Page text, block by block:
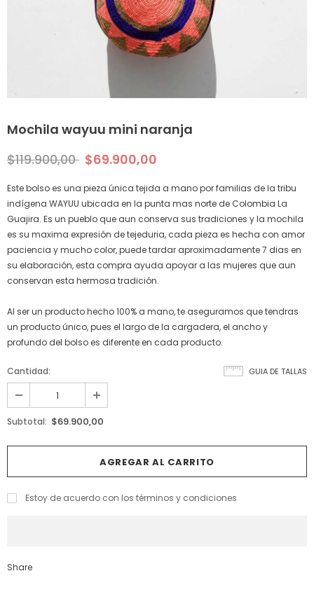
Mochila wayuu mini naranja
$119.900,00 $69.900,00
Este bolso es una pieza única tejida a mano por familias de la tribu
indígena WAYUU ubicada en la punta mas norte de Colombia La
Guajira. Es un pueblo que aun conserva sus tradiciones y la mochila
es su maxima expresión de tejeduria, cada pieza es hecha con amor
paciencia y mucho color, puede tardar aproximadamente 7 dias en
su elaboración, esta compra ayuda apoyar a las mujeres que aun
conservan esta hermosa tradición.
Al ser un producto hecho 100% a mano, te aseguramos que tendras
un producto único, pues el largo de la cargadera, el ancho y
profundo del bolso es diferente en cada producto.
GUIA DE TALLAS
Cantidad:
Subtotal: $69.900,00
Estoy de acuerdo con los términos y condiciones
Share